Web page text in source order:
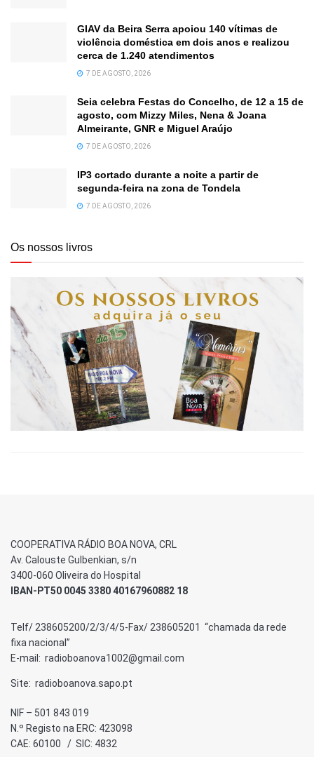
GIAV da Beira Serra apoiou 140 vítimas de
violência doméstica em dois anos e realizou
cerca de 1.240 atendimentos
7 DE AGOSTO, 2026
Seia celebra Festas do Concelho, de 12 a 15 de
agosto, com Mizzy Miles, Nena & Joana
Almeirante, GNR e Miguel Araújo
7 DE AGOSTO, 2026
IP3 cortado durante a noite a partir de
segunda-feira na zona de Tondela
7 DE AGOSTO, 2026
Os nossos livros
COOPERATIVA RÁDIO BOA NOVA, CRL
Av. Calouste Gulbenkian, s/n
3400-060 Oliveira do Hospital
IBAN-PT50 0045 3380 40167960882 18
Telf/ 238605200/2/3/4/5-Fax/ 238605201 “chamada da rede
fixa nacional”
E-mail: radioboanova1002@gmail.com
Site: radioboanova.sapo.pt
NIF – 501 843 019
N.º Registo na ERC: 423098
CAE: 60100 / SIC: 4832